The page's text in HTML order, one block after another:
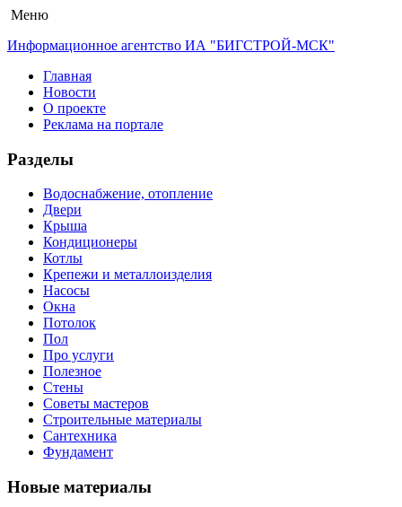
Меню
Информационное агентство ИА "БИГСТРОЙ-МСК"
Главная
Новости
О проекте
Реклама на портале
Разделы
Водоснабжение, отопление
Двери
Крыша
Кондиционеры
Котлы
Крепежи и металлоизделия
Насосы
Окна
Потолок
Пол
Про услуги
Полезное
Стены
Советы мастеров
Строительные материалы
Сантехника
Фундамент
Новые материалы